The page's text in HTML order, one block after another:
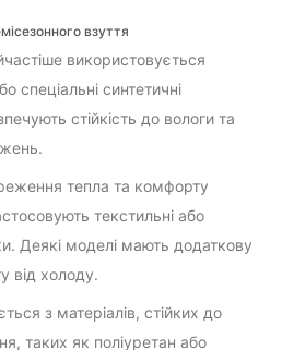
взуття
використовується
спеціальні синтетичні
стійкість до вологи та
тепла та комфорту
текстильні або
Деякі моделі мають додаткову
від холоду.
з матеріалів, стійких до
таких як поліуретан або